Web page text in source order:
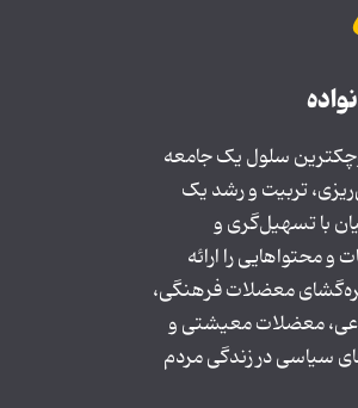
سلول یک جامعه
تربیت و رشد یک
با تسهیل‌گری و
و محتواهایی را ارائه
معضلات فرهنگی،
معضلات معیشتی و
سیاسی در زندگی مردم